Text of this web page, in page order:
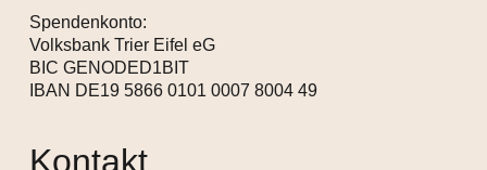
Spendenkonto:
Volksbank Trier Eifel eG
BIC GENODED1BIT
IBAN DE19 5866 0101 0007 8004 49
Kontakt